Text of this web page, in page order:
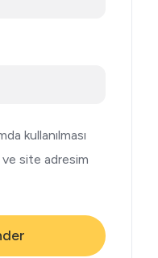
kullanılması
site adresim